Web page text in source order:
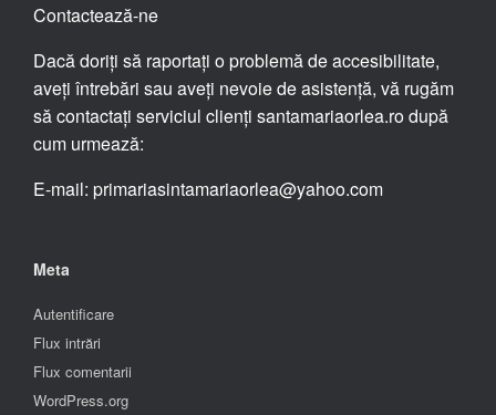
Contactează-ne
Dacă doriți să raportați o problemă de accesibilitate,
aveți întrebări sau aveți nevoie de asistență, vă rugăm
să contactați serviciul clienți santamariaorlea.ro după
cum urmează:
E-mail: primariasintamariaorlea@yahoo.com
Meta
Autentificare
Flux intrări
Flux comentarii
WordPress.org